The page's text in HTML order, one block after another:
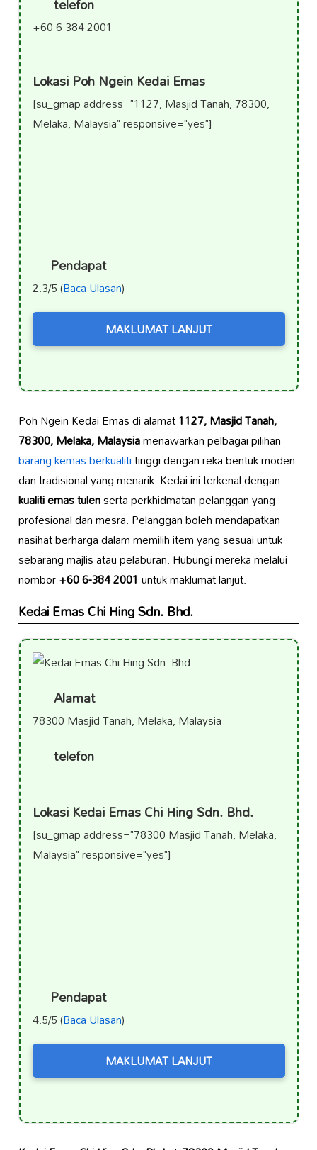
+60 6-384 2001
Lokasi Poh Ngein Kedai Emas
[su_gmap address="1127, Masjid Tanah, 78300,
Melaka, Malaysia" responsive="yes"]
Pendapat
2.3/5 (Baca Ulasan)
MAKLUMAT LANJUT
Poh Ngein Kedai Emas di alamat1127, Masjid Tanah,
78300, Melaka, Malaysiamenawarkan pelbagai pilihan
barang kemas berkualititinggi dengan reka bentuk moden
dan tradisional yang menarik. Kedai ini terkenal dengan
kualiti emas tulenserta perkhidmatan pelanggan yang
profesional dan mesra. Pelanggan boleh mendapatkan
nasihat berharga dalam memilih item yang sesuai untuk
sebarang majlis atau pelaburan. Hubungi mereka melalui
nombor+60 6-384 2001 untuk maklumat lanjut.
Kedai Emas Chi Hing Sdn. Bhd.
Alamat
78300 Masjid Tanah, Melaka, Malaysia
telefon
Lokasi Kedai Emas Chi Hing Sdn. Bhd.
[su_gmap address="78300 Masjid Tanah, Melaka,
Malaysia" responsive="yes"]
Pendapat
4.5/5 (Baca Ulasan)
MAKLUMAT LANJUT